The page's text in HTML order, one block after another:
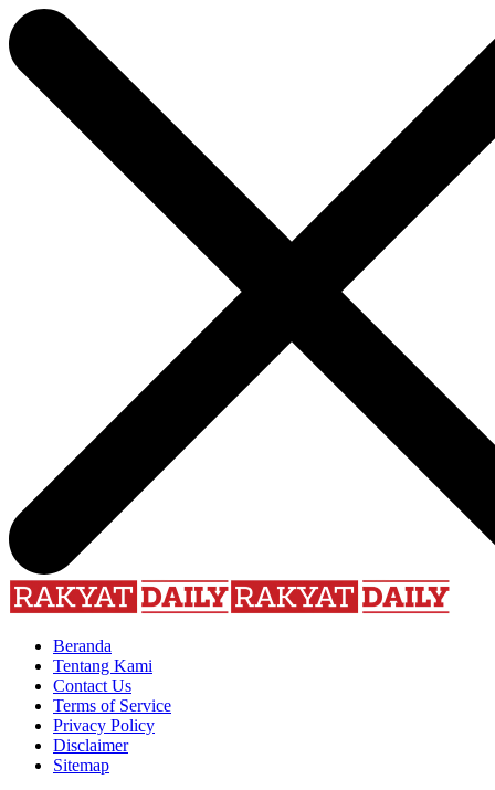
Beranda
Tentang Kami
Contact Us
Terms of Service
Privacy Policy
Disclaimer
Sitemap